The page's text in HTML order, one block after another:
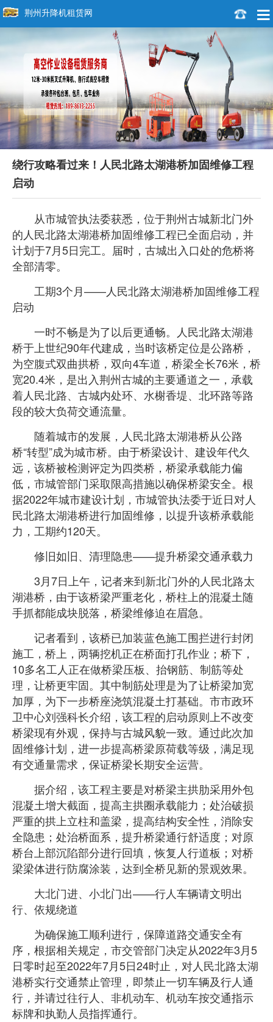
荆州升降机租赁网
绕行攻略看过来！人民北路太湖港桥加固维修工程
启动
从市城管执法委获悉，位于荆州古城新北门外
的人民北路太湖港桥加固维修工程已全面启动，并
计划于7月5日完工。届时，古城出入口处的危桥将
全部清零。
工期3个月——人民北路太湖港桥加固维修工程
启动
一时不畅是为了以后更通畅。人民北路太湖港
桥于上世纪90年代建成，当时该桥定位是公路桥，
为空腹式双曲拱桥，双向4车道，桥梁全长76米，桥
宽20.4米，是出入荆州古城的主要通道之一，承载
着人民北路、古城内处环、水榭香堤、北环路等路
段的较大负荷交通流量。
随着城市的发展，人民北路太湖港桥从公路
桥“转型”成为城市桥。由于桥梁设计、建设年代久
远，该桥被检测评定为四类桥，桥梁承载能力偏
低，市城管部门采取限高措施以确保桥梁安全。根
据2022年城市建设计划，市城管执法委于近日对人
民北路太湖港桥进行加固维修，以提升该桥承载能
力，工期约120天。
修旧如旧、清理隐患——提升桥梁交通承载力
3月7日上午，记者来到新北门外的人民北路太
湖港桥，由于该桥梁严重老化，桥柱上的混凝土随
手抓都能成块脱落，桥梁维修迫在眉急。
记者看到，该桥已加装蓝色施工围拦进行封闭
施工，桥上，两辆挖机正在桥面打孔作业；桥下，
10多名工人正在做桥梁压板、抬钢筋、制筋等处
理，让桥更牢固。其中制筋处理是为了让桥梁加宽
加厚，为下一步桥座浇筑混凝土打基础。市市政环
卫中心刘强科长介绍，该工程的启动原则上不改变
桥梁现有外观，保持与古城风貌一致。通过此次加
固维修计划，进一步提高桥梁原荷载等级，满足现
有交通量需求，保证桥梁长期安全运营。
据介绍，该工程主要是对桥梁主拱肋采用外包
混凝土增大截面，提高主拱圈承载能力；处治破损
严重的拱上立柱和盖梁，提高结构安全性，消除安
全隐患；处治桥面系，提升桥梁通行舒适度；对原
桥台上部沉陷部分进行回填，恢复人行道板；对桥
梁梁体进行防腐涂装，达到全桥见新的景观效果。
大北门进、小北门出——行人车辆请文明出
行、依规绕道
为确保施工顺利进行，保障道路交通安全有
序，根据相关规定，市交管部门决定从2022年3月5
日零时起至2022年7月5日24时止，对人民北路太湖
港桥实行交通禁止管理，即禁止一切车辆及行人通
行，并请过往行人、非机动车、机动车按交通指示
标牌和执勤人员指挥通行。